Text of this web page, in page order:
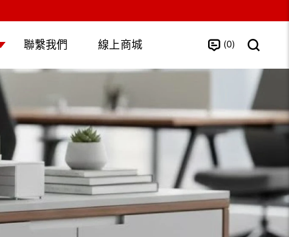
聯繫我們 線上商城 0